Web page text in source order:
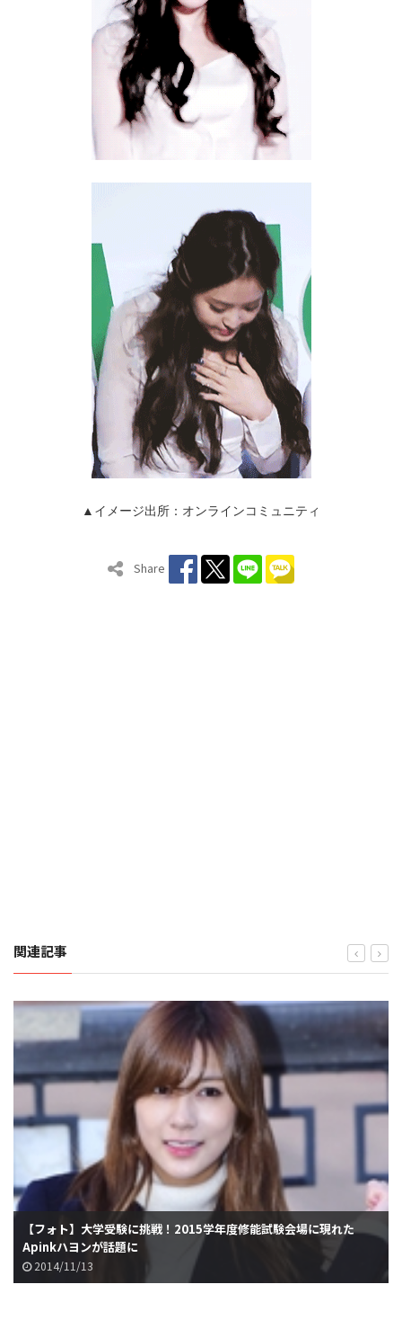
▲イメージ出所：オンラインコミュニティ
Share
関連記事
【フォト】大学受験に挑戦！2015学年度修能試験会場に現れた
Apinkハヨンが話題に
2014/11/13